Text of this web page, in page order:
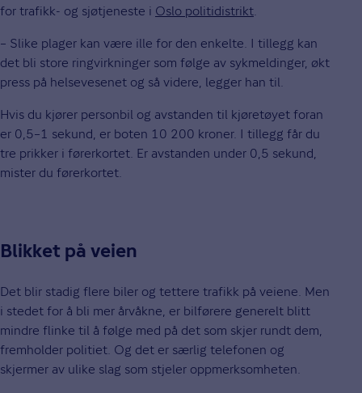
for trafikk- og sjøtjeneste i Oslo politidistrikt
– Slike plager kan være ille for den enkelte. I tillegg kan
det bli store ringvirkninger som følge av sykmeldinger, økt
press på helsevesenet og så videre, legger han til.
Hvis du kjører personbil og avstanden til kjøretøyet foran
er 0,5–1 sekund, er boten 10 200 kroner. I tillegg får du
tre prikker i førerkortet. Er avstanden under 0,5 sekund,
mister du førerkortet.
Blikket på veien
Det blir stadig flere biler og tettere trafikk på veiene. Men
i stedet for å bli mer årvåkne, er bilførere generelt blitt
mindre flinke til å følge med på det som skjer rundt dem,
fremholder politiet. Og det er særlig telefonen og
skjermer av ulike slag som stjeler oppmerksomheten.